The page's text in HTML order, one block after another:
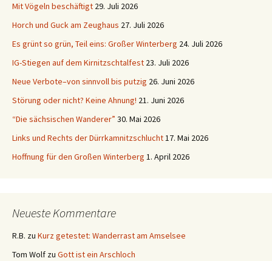
Mit Vögeln beschäftigt 29. Juli 2026
Horch und Guck am Zeughaus 27. Juli 2026
Es grünt so grün, Teil eins: Großer Winterberg 24. Juli 2026
IG-Stiegen auf dem Kirnitzschtalfest 23. Juli 2026
Neue Verbote–von sinnvoll bis putzig 26. Juni 2026
Störung oder nicht? Keine Ahnung! 21. Juni 2026
“Die sächsischen Wanderer” 30. Mai 2026
Links und Rechts der Dürrkamnitzschlucht17. Mai 2026
Hoffnung für den Großen Winterberg 1. April 2026
Neueste Kommentare
R.B. zu Kurz getestet: Wanderrast am Amselsee
Tom Wolf zu Gott ist ein Arschloch